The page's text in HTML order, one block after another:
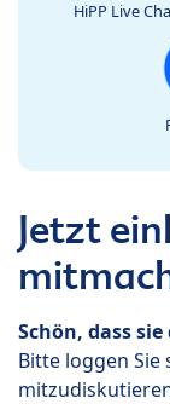
HiPP Live
Jetzt
Schön, dass
Bitte loggen Sie